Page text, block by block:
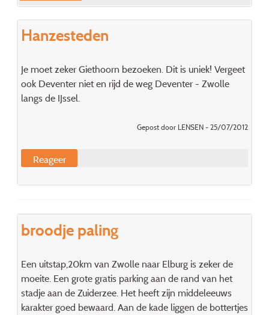
Hanzesteden
Je moet zeker Giethoorn bezoeken. Dit is uniek! Vergeet
ook Deventer niet en rijd de weg Deventer - Zwolle
langs de IJssel.
Gepost door LENSEN - 25/07/2012
Reageer
broodje paling
Een uitstap,20km van Zwolle naar Elburg is zeker de
moeite. Een grote gratis parking aan de rand van het
stadje aan de Zuiderzee. Het heeft zijn middeleeuws
karakter goed bewaard. Aan de kade liggen de bottertjes